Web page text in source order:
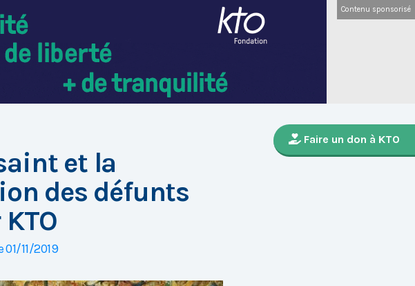
Contenu sponsorisé
Faire un don à KTO
et la
des défunts
01/11/2019